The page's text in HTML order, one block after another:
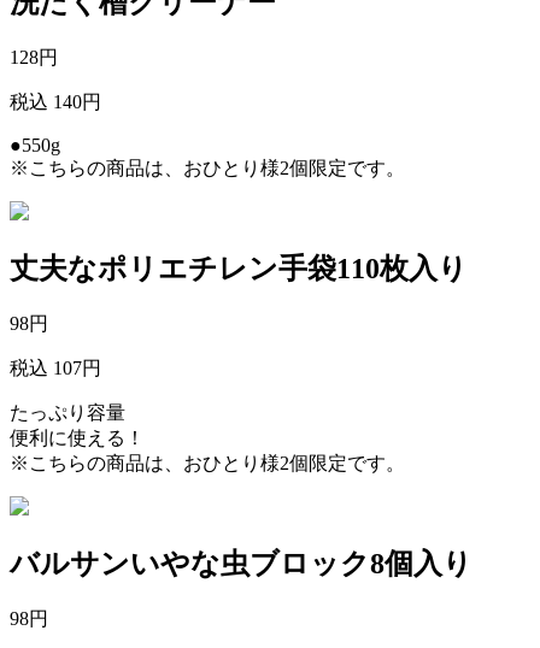
128円
税込 140円
●550g
※こちらの商品は、おひとり様2個限定です。
丈夫なポリエチレン手袋110枚入り
98円
税込 107円
たっぷり容量
便利に使える！
※こちらの商品は、おひとり様2個限定です。
バルサンいやな虫ブロック8個入り
98円